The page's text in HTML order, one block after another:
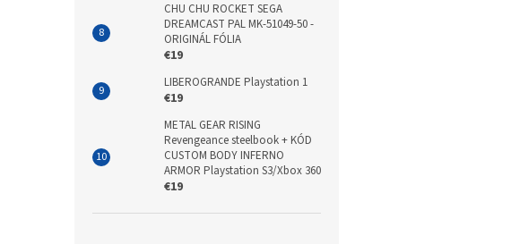
CHU CHU ROCKET SEGA
DREAMCAST PAL MK-51049-50 -
ORIGINÁL FÓLIA
€19
LIBEROGRANDE Playstation 1
€19
METAL GEAR RISING
Revengeance steelbook + KÓD
CUSTOM BODY INFERNO
ARMOR Playstation S3/Xbox 360
€19